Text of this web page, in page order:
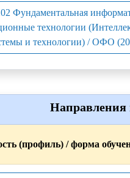
Фундаментальная
технологии
и технологии) / ОФО
Направления
(профиль) / форма